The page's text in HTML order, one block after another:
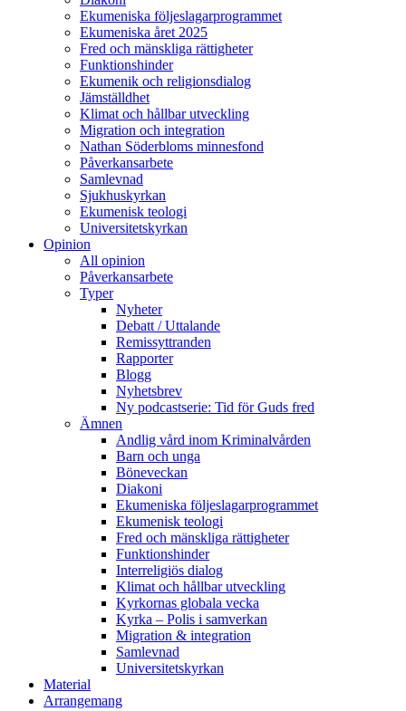
Ekumeniska följeslagarprogrammet
Ekumeniska året 2025
Fred och mänskliga rättigheter
Funktionshinder
Ekumenik och religionsdialog
Jämställdhet
Klimat och hållbar utveckling
Migration och integration
Nathan Söderbloms minnesfond
Påverkansarbete
Samlevnad
Sjukhuskyrkan
Ekumenisk teologi
Universitetskyrkan
Opinion
All opinion
Påverkansarbete
Typer
Nyheter
Debatt / Uttalande
Remissyttranden
Rapporter
Blogg
Nyhetsbrev
Ny podcastserie: Tid för Guds fred
Ämnen
Andlig vård inom Kriminalvården
Barn och unga
Böneveckan
Diakoni
Ekumeniska följeslagarprogrammet
Ekumenisk teologi
Fred och mänskliga rättigheter
Funktionshinder
Interreligiös dialog
Klimat och hållbar utveckling
Kyrkornas globala vecka
Kyrka – Polis i samverkan
Migration & integration
Samlevnad
Universitetskyrkan
Material
Arrangemang